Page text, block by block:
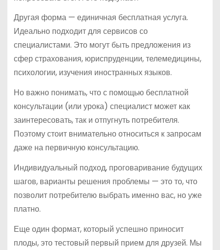
Другая форма — единичная бесплатная услуга.
Идеально подходит для сервисов со
специалистами. Это могут быть предложения из
сфер страхования, юриспруденции, телемедицины,
психологии, изучения иностранных языков.
Но важно понимать, что с помощью бесплатной
консультации (или урока) специалист может как
заинтересовать, так и отпугнуть потребителя.
Поэтому стоит внимательно относиться к запросам
даже на первичную консультацию.
Индивидуальный подход, проговаривание будущих
шагов, варианты решения проблемы — это то, что
позволит потребителю выбрать именно вас, но уже
платно.
Еще один формат, который успешно приносит
плоды, это тестовый первый прием для друзей. Мы